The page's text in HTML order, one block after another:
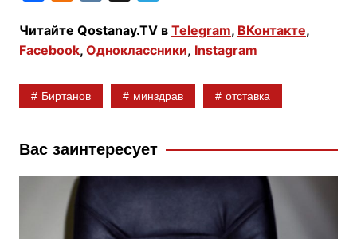
c
e
o
k
n
o
l
s
n
l
e
r
m
Читайте Qostanay.TV в Telegram, ВКонтакте,
Facebook, Одноклассники, Instagram
Биртанов минздрав отставка
Вас заинтересует